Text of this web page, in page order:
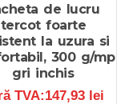
de lucru
tercot foarte
la uzura si
300 g/mp
gri inchis
TVA:147,93 lei